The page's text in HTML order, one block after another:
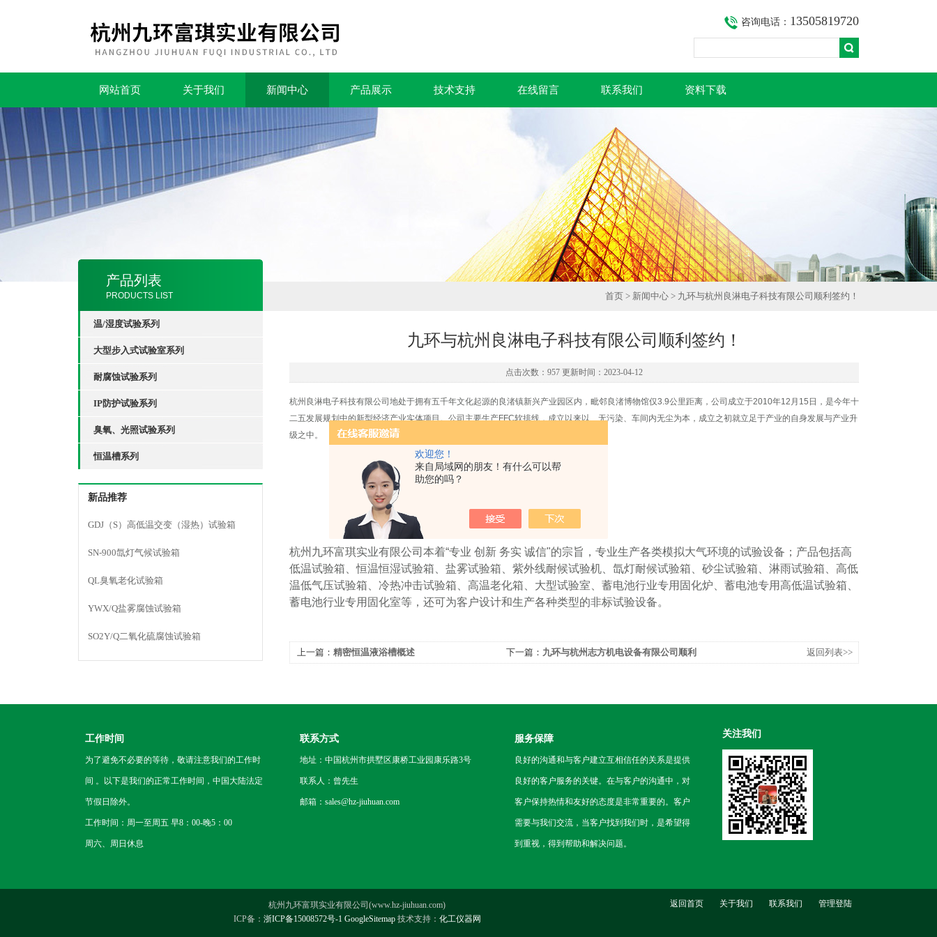
欢迎您！
来自局域网的朋友！有什么可以帮
助您的吗？
咨询电话： 13505819720
网站首页 关于我们 新闻中心 产品展示 技术支持 在线留言 联系我们 资料下载
产品列表
PRODUCTS LIST
温/湿度试验系列
大型步入式试验室系列
耐腐蚀试验系列
IP防护试验系列
臭氧、光照试验系列
恒温槽系列
新品推荐
GDJ（S）高低温交变（湿热）试验箱
SN-900氙灯气候试验箱
QL臭氧老化试验箱
YWX/Q盐雾腐蚀试验箱
SO2Y/Q二氧化硫腐蚀试验箱
首页 > 新闻中心 > 九环与杭州良淋电子科技有限公司顺利签约！
九环与杭州良淋电子科技有限公司顺利签约！
点击次数：957 更新时间：2023-04-12
杭州良淋电子科技有限公司地处于拥有五千年文化起源的良渚镇新兴产业园区内，毗邻良渚博物馆仅3.9公里距离，公司成立于2010年12月15日，是今年十
二五发展规划中的新型经济产业实体项目。公司主要生产FFC软排线，成立以来以、无污染、车间内无尘为本，成立之初就立足于产业的自身发展与产业升
级之中。
杭州九环富琪实业有限公司本着“专业 创新 务实 诚信"的宗旨，专业生产各类模拟大气环境的试验设备；产品包括高
低温试验箱、恒温恒湿试验箱、盐雾试验箱、紫外线耐候试验机、氙灯耐候试验箱、砂尘试验箱、淋雨试验箱、高低
温低气压试验箱、冷热冲击试验箱、高温老化箱、大型试验室、蓄电池行业专用固化炉、蓄电池专用高低温试验箱、
蓄电池行业专用固化室等，还可为客户设计和生产各种类型的非标试验设备。
上一篇： 精密恒温液浴槽概述 下一篇： 九环与杭州志方机电设备有限公司顺利
返回列表>>
工作时间
为了避免不必要的等待，敬请注意我们的工作时
间 。以下是我们的正常工作时间，中国大陆法定
节假日除外。
工作时间：周一至周五 早8：00-晚5：00
周六、周日休息
联系方式
地址：中国杭州市拱墅区康桥工业园康乐路3号
联系人：曾先生
邮箱：sales@hz-jiuhuan.com
服务保障
良好的沟通和与客户建立互相信任的关系是提供
良好的客户服务的关键。在与客户的沟通中，对
客户保持热情和友好的态度是非常重要的。客户
需要与我们交流，当客户找到我们时，是希望得
到重视，得到帮助和解决问题。
关注我们
杭州九环富琪实业有限公司(www.hz-jiuhuan.com)
ICP备： 浙ICP备15008572号-1 GoogleSitemap技术支持： 化工仪器网
返回首页 关于我们 联系我们 管理登陆